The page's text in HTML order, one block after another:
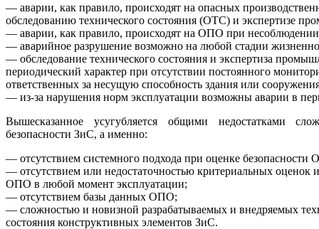
— аварии, как правило, происходят на опасных
обследованию технического состояния (ОТС) и экспертизе
— аварии, как правило, происходят на ОПО при
— аварийное разрушение возможно на любой стадии
— обследование технического состояния и экспертиза
периодический характер при отсутствии постоянного
ответственных за несущую способность здания или
— из-за нарушения норм эксплуатации возможны аварии в
Вышесказанное усугубляется общими недостатками
безопасности ЗиС, а именно:
— отсутствием системного подхода при оценке безопасности
— отсутствием или недостаточностью критериальных оценок
ОПО в любой момент эксплуатации;
— отсутствием базы данных ОПО;
— сложностью и новизной разрабатываемых и внедряемых
состояния конструктивных элементов ЗиС.